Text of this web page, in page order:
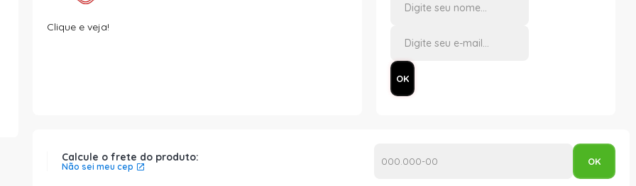
Clique e veja!
Calcule o frete do produto:
Não sei meu cep